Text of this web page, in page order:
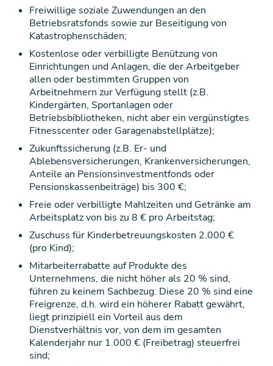
Freiwillige soziale Zuwendungen an den
Betriebsratsfonds sowie zur Beseitigung von
Katastrophenschäden;
Kostenlose oder verbilligte Benützung von
Einrichtungen und Anlagen, die der Arbeitgeber
allen oder bestimmten Gruppen von
Arbeitnehmern zur Verfügung stellt (z.B.
Kindergärten, Sportanlagen oder
Betriebsbibliotheken, nicht aber ein vergünstigtes
Fitnesscenter oder Garagenabstellplätze);
Zukunftssicherung (z.B. Er- und
Ablebensversicherungen, Krankenversicherungen,
Anteile an Pensionsinvestmentfonds oder
Pensionskassenbeiträge) bis 300 €;
Freie oder verbilligte Mahlzeiten und Getränke am
Arbeitsplatz von bis zu 8 € pro Arbeitstag;
Zuschuss für Kinderbetreuungskosten 2.000 €
(pro Kind);
Mitarbeiterrabatte auf Produkte des
Unternehmens, die nicht höher als 20 % sind,
führen zu keinem Sachbezug. Diese 20 % sind eine
Freigrenze, d.h. wird ein höherer Rabatt gewährt,
liegt prinzipiell ein Vorteil aus dem
Dienstverhältnis vor, von dem im gesamten
Kalenderjahr nur 1.000 € (Freibetrag) steuerfrei
sind;